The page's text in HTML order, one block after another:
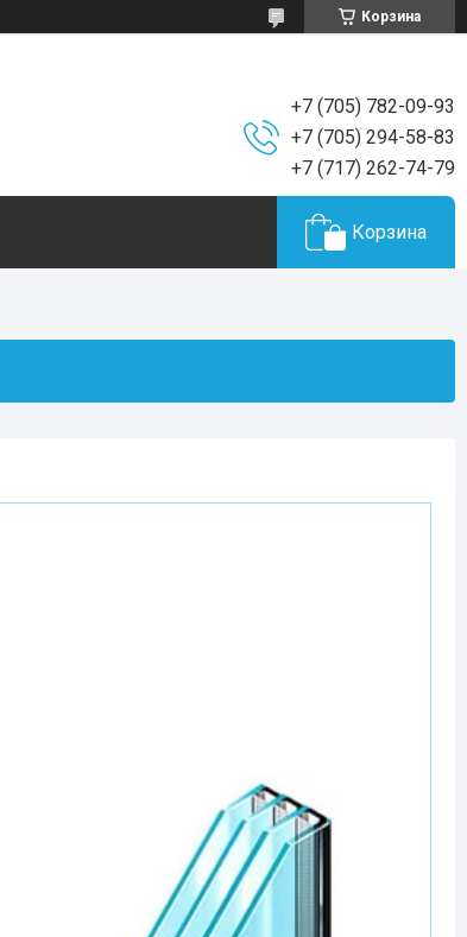
Корзина
+7 (705) 782-09-93
+7 (705) 294-58-83
+7 (717) 262-74-79
Корзина